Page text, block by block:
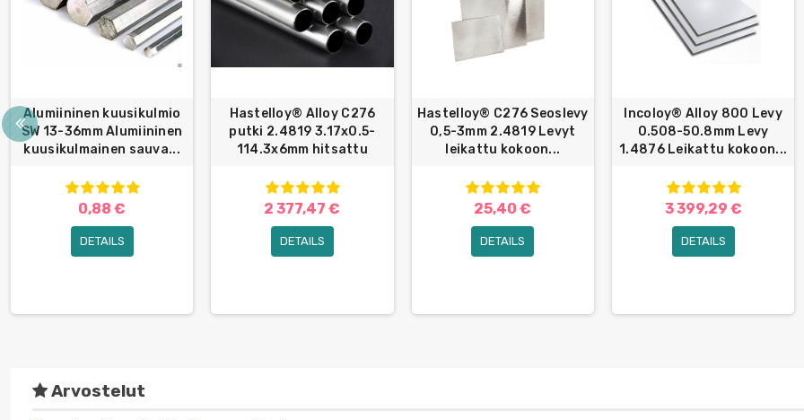
Alumiininen kuusikulmio
SW 13-36mm Alumiininen
kuusikulmainen sauva...
0,88 €
DETAILS
Hastelloy® Alloy C276
putki 2.4819 3.17x0.5-
114.3x6mm hitsattu
2 377,47 €
DETAILS
Hastelloy® C276 Seoslevy
0,5-3mm 2.4819 Levyt
leikattu kokoon...
25,40 €
DETAILS
Incoloy® Alloy 800 Levy
0.508-50.8mm Levy
1.4876 Leikattu kokoon...
3 399,29 €
DETAILS
Arvostelut